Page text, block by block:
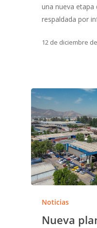
una nueva etapa
respaldada por
12 de diciembre
Noticias
Nueva